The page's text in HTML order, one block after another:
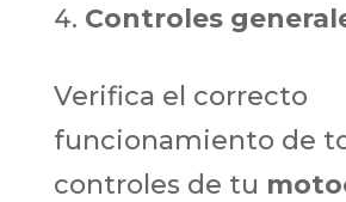
Controles
Verifica el correcto
funcionamiento de
controles de tu